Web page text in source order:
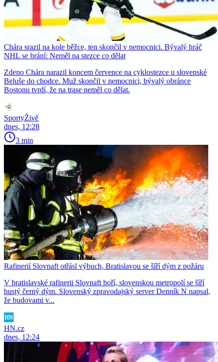
Chára srazil na kole běžce, ten skončil v nemocnici. Bývalý hráč
NHL se brání: Neměl na stezce co dělat
Zdeno Chára narazil koncem července na cyklostezce u slovenské
Beluše do chodce. Muž skončil v nemocnici, bývalý obránce
Bostonu tvrdí, že na trase neměl co dělat.
SportyŽivě
dnes, 12:28
3 min
Rafinerií Slovnaft otřásl výbuch, Bratislavou se šíří dým z požáru
V bratislavské rafinerii Slovnaft hoří, slovenskou metropolí se šíří
hustý černý dým. Slovenský zpravodajský server Denník N napsal,
že budovami v...
HN.cz
dnes, 12:24